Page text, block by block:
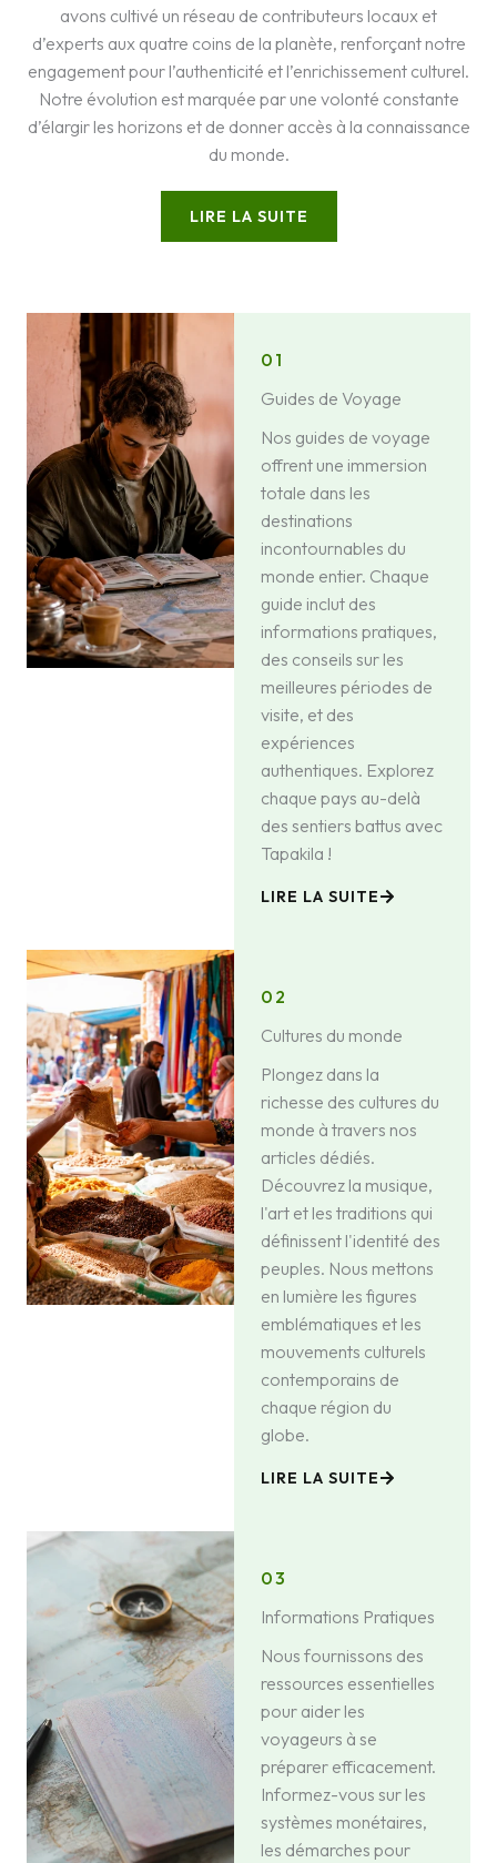
avons cultivé un réseau de contributeurs locaux et
d’experts aux quatre coins de la planète, renforçant notre
engagement pour l’authenticité et l’enrichissement culturel.
Notre évolution est marquée par une volonté constante
d’élargir les horizons et de donner accès à la connaissance
du monde.
LIRE LA SUITE
01
Guides de Voyage
Nos guides de voyage
offrent une immersion
totale dans les
destinations
incontournables du
monde entier. Chaque
guide inclut des
informations pratiques,
des conseils sur les
meilleures périodes de
visite, et des
expériences
authentiques. Explorez
chaque pays au-delà
des sentiers battus avec
Tapakila !
LIRE LA SUITE
02
Cultures du monde
Plongez dans la
richesse des cultures du
monde à travers nos
articles dédiés.
Découvrez la musique,
l'art et les traditions qui
définissent l'identité des
peuples. Nous mettons
en lumière les figures
emblématiques et les
mouvements culturels
contemporains de
chaque région du
globe.
LIRE LA SUITE
03
Informations Pratiques
Nous fournissons des
ressources essentielles
pour aider les
voyageurs à se
préparer efficacement.
Informez-vous sur les
systèmes monétaires,
les démarches pour